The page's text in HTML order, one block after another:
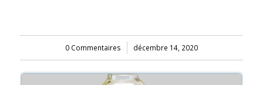
0 Commentaires
/ décembre 14, 2020